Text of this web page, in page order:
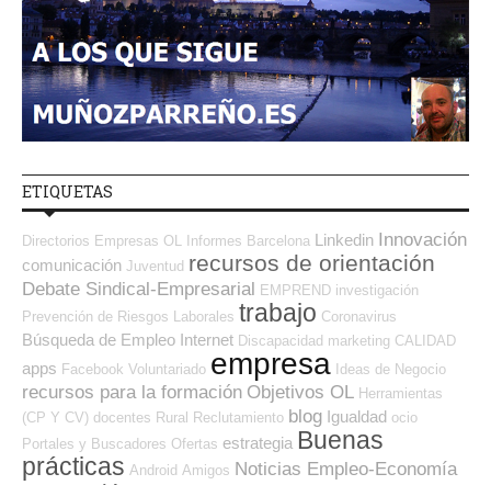
ETIQUETAS
Directorios Empresas OL Informes Barcelona Linkedin Innovación
comunicación Juventud recursos de orientación
Debate Sindical-Empresarial EMPREND investigación
Prevención de Riesgos Laborales trabajo Coronavirus
Búsqueda de Empleo Internet Discapacidad marketing CALIDAD
apps Facebook Voluntariado empresa Ideas de Negocio
recursos para la formación Objetivos OL Herramientas
(CP Y CV) docentes Rural Reclutamiento blog Igualdad ocio
Portales y Buscadores Ofertas estrategia Buenas
prácticas Android Amigos Noticias Empleo-Economía